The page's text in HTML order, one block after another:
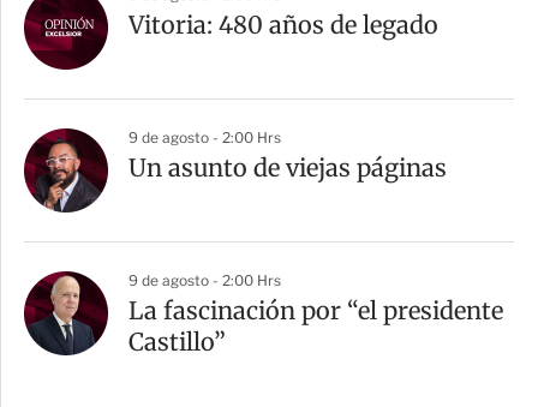
Vitoria: 480 años de legado
9 de agosto - 2:00 Hrs
Un asunto de viejas páginas
9 de agosto - 2:00 Hrs
La fascinación por “el presidente
Castillo”